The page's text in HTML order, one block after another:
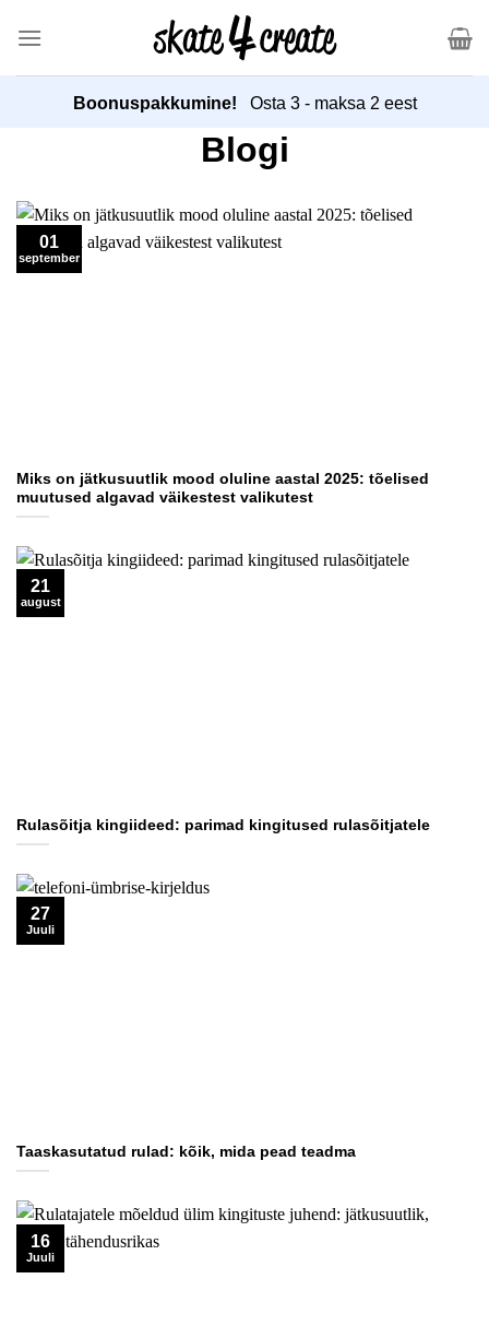
sisu
Boonuspakkumine! Osta 3 - maksa 2 eest
Blogi
Miks on jätkusuutlik mood oluline aastal 2025: tõelised
muutused algavad väikestest valikutest
01
september
Rulasõitja kingiideed: parimad kingitused rulasõitjatele
21
august
Taaskasutatud rulad: kõik, mida pead teadma
27
Juuli
16
Juuli